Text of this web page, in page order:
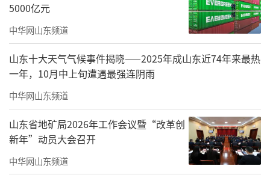
生工作处处长王万里，保卫处处长徐永帅，马
克思主义学院院长孟宪勇，建筑工程学院院长
韩蕾以及各部门负责人和老师出席活动。建筑
工程学院副院长滕翔睿主持活动。
5000亿元
中华网山东频道
山东十大天气气候事件揭晓——2025年成山东近74年来最热
一年，10月中上旬遭遇最强连阴雨
中华网山东频道
山东省地矿局2026年工作会议暨“改革创
新年”动员大会召开
中华网山东频道